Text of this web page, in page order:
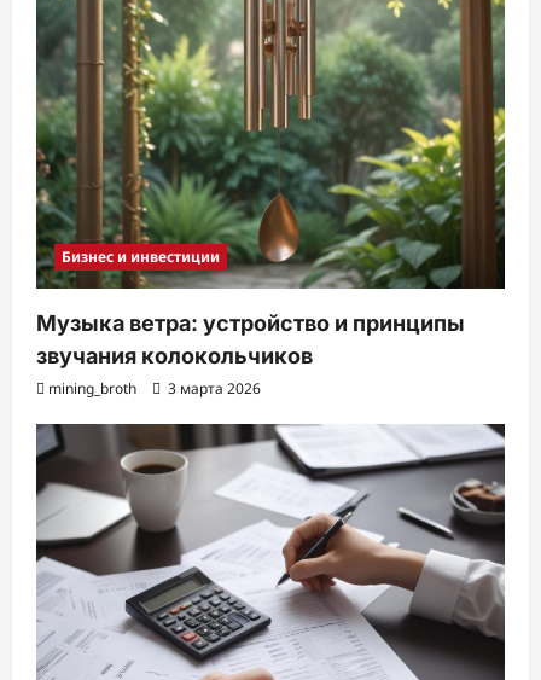
Бизнес и инвестиции
Музыка ветра: устройство и принципы
звучания колокольчиков
mining_broth 3 марта 2026